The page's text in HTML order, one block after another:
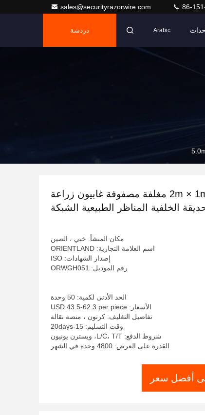
sales@securityrazorwire.com 86-
Arabic دردشة
2m × 1m × 1m Pvc مغلفة مصفوفة غابيون زراعة
الخلفية المناظر الطبيعية الشبكة
مكان المنشأ: خبي ، الصين
اسم العلامة التجارية: ORIENTLAND
إصدار الشهادات: ISO
رقم الموديل: ORWGH051
الحد الأدنى لكمية: 50 وحدة
الأسعار: USD 43.5-62.3 per piece
تفاصيل التغليف: كرتون ، منصة نقالة
وقت التسليم: 15-20days
شروط الدفع: L/C، T/T، ويسترن يونيون
القدرة على العرض: 4800 وحدة في الشهر
أفضل سعر